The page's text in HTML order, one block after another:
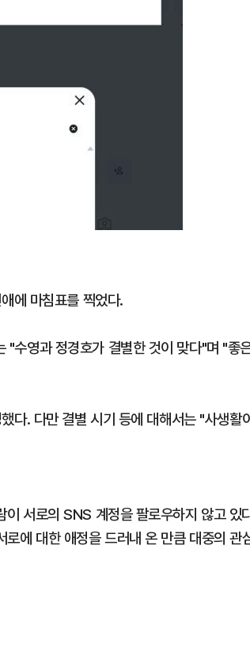
에 마침표를 찍었다.
"수영과 정경호가 결별한 것이 맞다"며 "좋
다. 다만 결별 시기 등에 대해서는 "사생활
서로의 SNS 계정을 팔로우하지 않고 있
에 대한 애정을 드러내 온 만큼 대중의 관